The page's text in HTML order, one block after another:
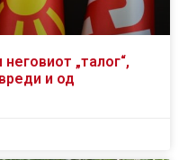
„талог“,
и од